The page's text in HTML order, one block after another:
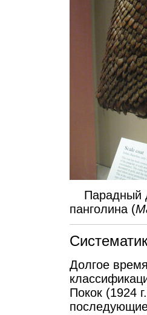
Парадный
панголина (
Долгое
Покок (1924